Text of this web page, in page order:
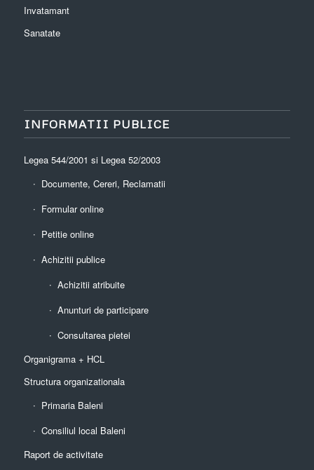
Invatamant
Sanatate
INFORMATII PUBLICE
Legea 544/2001 si Legea 52/2003
Documente, Cereri, Reclamatii
Formular online
Petitie online
Achizitii publice
Achizitii atribuite
Anunturi de participare
Consultarea pietei
Organigrama + HCL
Structura organizationala
Primaria Baleni
Consiliul local Baleni
Raport de activitate